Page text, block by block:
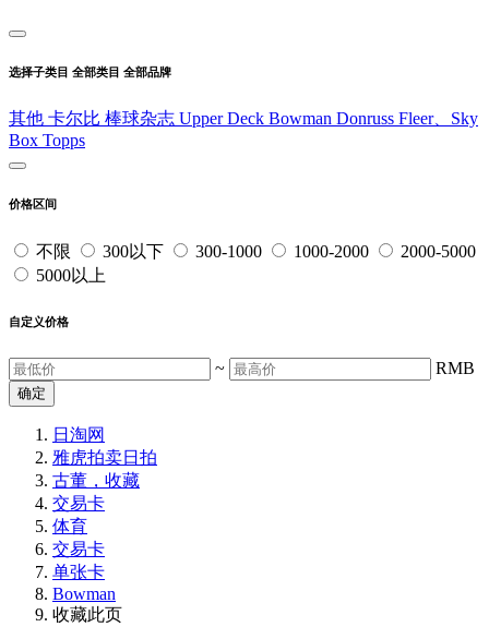
选择子类目 全部类目 全部品牌
其他 卡尔比 棒球杂志 Upper Deck Bowman Donruss Fleer、Sky
Box Topps
价格区间
不限 300以下 300-1000 1000-2000
2000-5000
5000以上
自定义价格
~ RMB
确定
日淘网
雅虎拍卖日拍
古董，收藏
交易卡
体育
交易卡
单张卡
Bowman
收藏此页